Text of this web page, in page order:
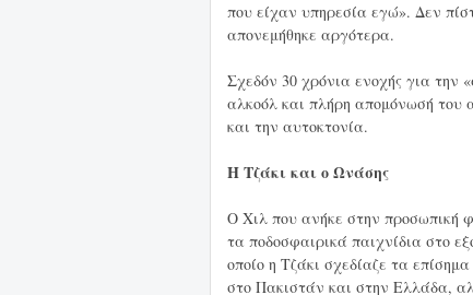
που είχαν υπηρεσία εγώ». Δεν
απονεμήθηκε αργότερα.
Σχεδόν 30 χρόνια ενοχής για την
αλκοόλ και πλήρη απομόνωσή του
και την αυτοκτονία.
Η Τζάκι και ο Ωνάσης
Ο Χιλ που ανήκε στην προσωπική
τα ποδοσφαιρικά παιχνίδια στο
οποίο η Τζάκι σχεδίαζε τα
στο Πακιστάν και στην Ελλάδα,